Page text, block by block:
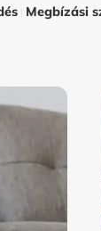
Megbízási